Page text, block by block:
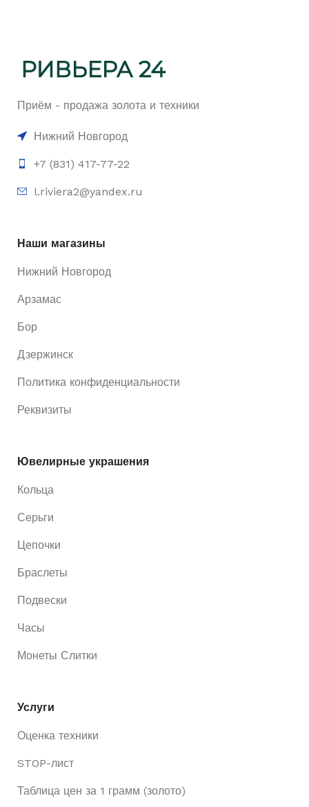
Приём - продажа золота и техники
Нижний Новгород
+7 (831) 417-77-22
l.riviera2@yandex.ru
Наши магазины
Нижний Новгород
Арзамас
Бор
Дзержинск
Политика конфиденциальности
Реквизиты
Ювелирные украшения
Кольца
Серьги
Цепочки
Браслеты
Подвески
Часы
Монеты Слитки
Услуги
Оценка техники
STOP-лист
Таблица цен за 1 грамм (золото)